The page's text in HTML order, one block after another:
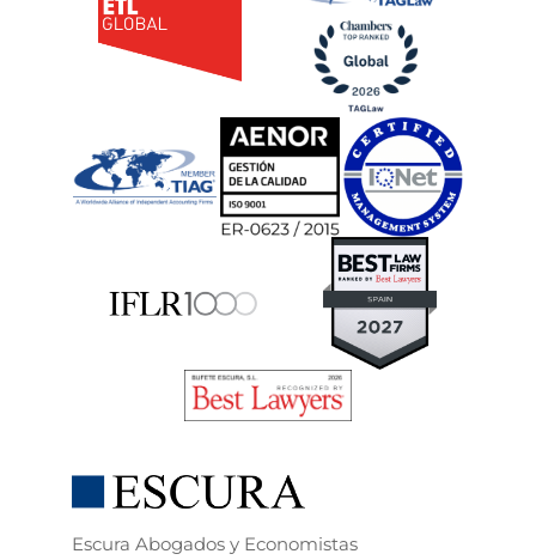
Escura Abogados y Economistas